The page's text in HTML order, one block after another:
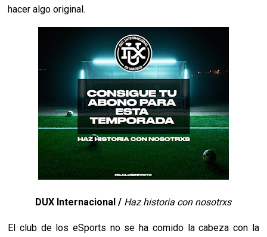
hacer algo original.
DUX Internacional / Haz historia con nosotrxs
El club de los eSports no se ha comido la cabeza con la